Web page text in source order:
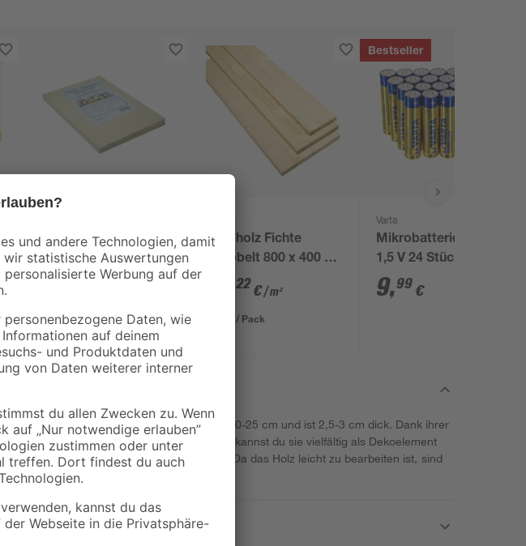
Bastlersperrholz
Pappel A4 297 x 210 x
4 mm 5 Stück
12,79
3,99 € / Pack
Leimholz Fichte
gehobelt 800 x 400 x
16 mm
,22€/ m²
9,99 € / Pack
Bestseller
Varta
Mikrobatterien (AAA)
1,5 V 24 Stück
9,99 €
Birkenscheibe hat einen Durchmesser von 20-25 cm und ist 2,5-3 cm dick. Dank ihrer
Oberfläche und der weißen Rinde kannst du sie vielfältig als Dekoelement
z. B. als Untersetzer oder Servierplatte. Da das Holz leicht zu bearbeiten ist, sind
Kreativität keine Grenzen gesetzt.